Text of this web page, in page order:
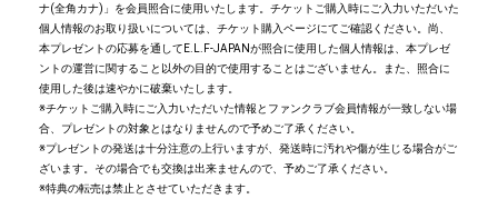
ナ(全角カナ)」を会員照合に使用いたします。チケットご購入時にご入力いただいた
個人情報のお取り扱いについては、チケット購入ページにてご確認ください。尚、
本プレゼントの応募を通してE.L.F-JAPANが照合に使用した個人情報は、本プレゼ
ントの運営に関すること以外の目的で使用することはございません。また、照合に
使用した後は速やかに破棄いたします。
※チケットご購入時にご入力いただいた情報とファンクラブ会員情報が一致しない場
合、プレゼントの対象とはなりませんので予めご了承ください。
※プレゼントの発送は十分注意の上行いますが、発送時に汚れや傷が生じる場合がご
ざいます。その場合でも交換は出来ませんので、予めご了承ください。
※特典の転売は禁止とさせていただきます。